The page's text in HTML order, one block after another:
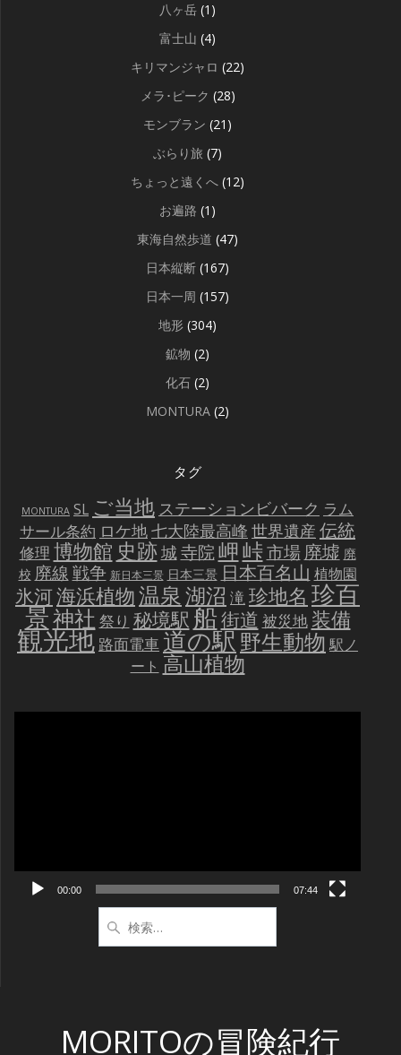
八ヶ岳 (1)
富士山 (4)
キリマンジャロ (22)
メラ･ピーク (28)
モンブラン (21)
ぶらり旅 (7)
ちょっと遠くへ (12)
お遍路 (1)
東海自然歩道 (47)
日本縦断 (167)
日本一周 (157)
地形 (304)
鉱物 (2)
化石 (2)
MONTURA (2)
タグ
MONTURA SL ご当地 ステーションビバーク ラム
サール条約 ロケ地七大陸最高峰 世界遺産 伝統
修理 博物館 史跡城寺院岬峠市場 廃墟 廃
校 廃線戦争 新日本三景 日本三景 日本百名山 植物園
氷河海浜植物温泉湖沼 滝珍地名 珍百
景神社 祭り 秘境駅船街道 被災地 装備
観光地 路面電車道の駅野生動物 駅ノ
ート 高山植物
00:00 07:44
索:
MORITOの冒険紀行